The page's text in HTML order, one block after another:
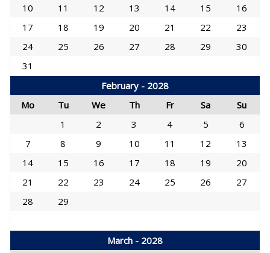
10
11 12 13 14 15
16
17
18 19 20 21 22
23
24
25 26 27 28 29
30
31
February - 2028
Mo
Tu We Th Fr Sa
Su
1
2 3 4 5
6
7
8 9 10 11 12
13
14
15 16 17 18 19
20
21
22 23 24 25 26
27
28
29
March - 2028